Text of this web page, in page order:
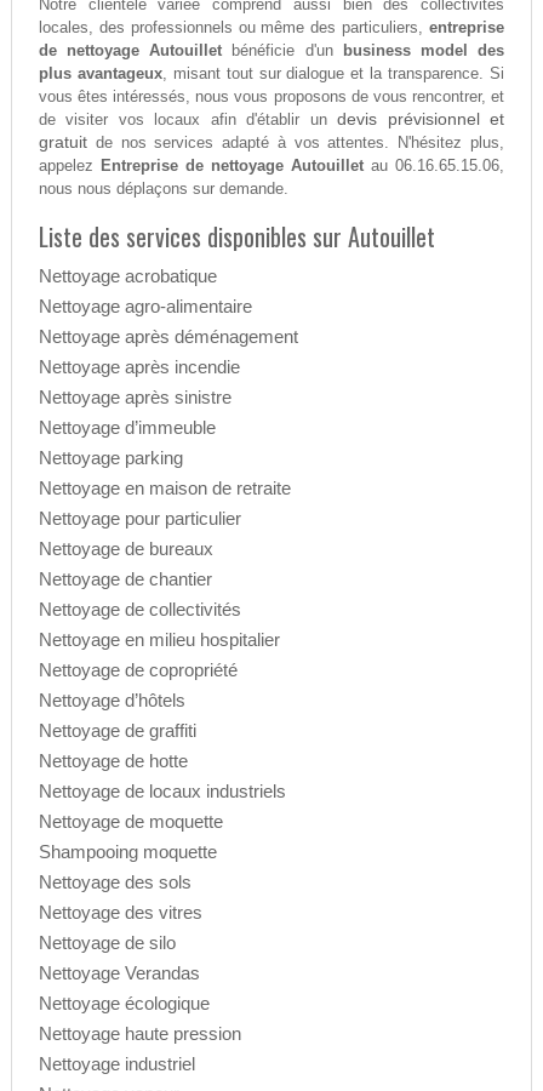
Notre clientèle variée comprend aussi bien des collectivités
locales, des professionnels ou même des particuliers,entreprise
de nettoyage Autouillet bénéficie d'un
business model des
plus avantageux, misant tout sur dialogue et la transparence. Si
vous êtes intéressés, nous vous proposons de vous rencontrer, et
de visiter vos locaux afin d'établir undevis prévisionnel et
gratuitde nos services adapté à vos attentes. N'hésitez plus,
appelez Entreprise de nettoyage Autouillet au 06.16.65.15.06,
nous nous déplaçons sur demande.
Liste des services disponibles sur Autouillet
Nettoyage acrobatique
Nettoyage agro-alimentaire
Nettoyage après déménagement
Nettoyage après incendie
Nettoyage après sinistre
Nettoyage d’immeuble
Nettoyage parking
Nettoyage en maison de retraite
Nettoyage pour particulier
Nettoyage de bureaux
Nettoyage de chantier
Nettoyage de collectivités
Nettoyage en milieu hospitalier
Nettoyage de copropriété
Nettoyage d’hôtels
Nettoyage de graffiti
Nettoyage de hotte
Nettoyage de locaux industriels
Nettoyage de moquette
Shampooing moquette
Nettoyage des sols
Nettoyage des vitres
Nettoyage de silo
Nettoyage Verandas
Nettoyage écologique
Nettoyage haute pression
Nettoyage industriel